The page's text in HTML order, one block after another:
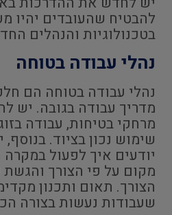
להבטיח שהעובדים יהיו
בטכנולוגיות והנהלים
נהלי עבודה בטוחה
נהלי עבודה בטוחה הם
מדריך עבודה בגובה. יש
מרחקי בטיחות, עבודה
שימוש נכון בציוד.
יודעים איך לפעול במקרה
מקום על פי הצורך
הצורך. תאום ותכנון
שעבודות נעשות בצורה